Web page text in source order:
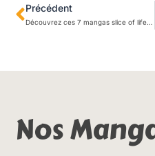
Précédent
Découvrez ces 7 mangas slice of life qui célèbrent la beauté de l’ordinaire
Nos